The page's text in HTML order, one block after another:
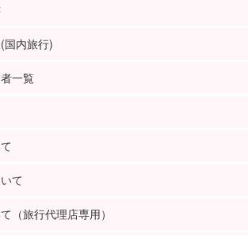
国内旅行)
一覧
て
（旅行代理店専用）